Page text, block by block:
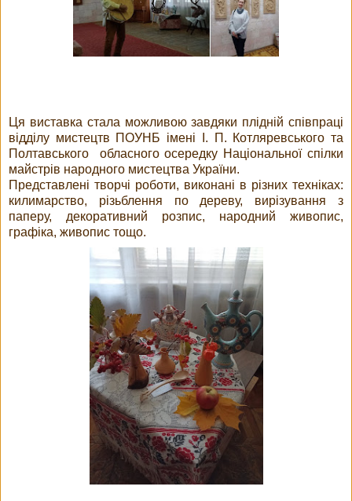
Ця виставка стала можливою завдяки плідній співпраці
відділу мистецтв ПОУНБ імені І. П. Котляревського та
Полтавського обласного осередку Національної спілки
майстрів народного мистецтва України.
Представлені творчі роботи, виконані в різних техніках:
килимарство, різьблення по дереву, вирізування з
паперу, декоративний розпис, народний живопис,
графіка, живопис тощо.